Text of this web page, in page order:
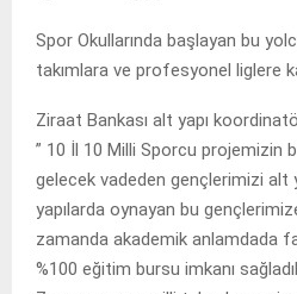
Spor Okullarında başlayan bu
takımlara ve profesyonel liglere
Ziraat Bankası alt yapı
” 10 İl 10 Milli Sporcu projemizin
gelecek vadeden gençlerimizi alt
yapılarda oynayan bu
zamanda akademik anlamdada
%100 eğitim bursu imkanı